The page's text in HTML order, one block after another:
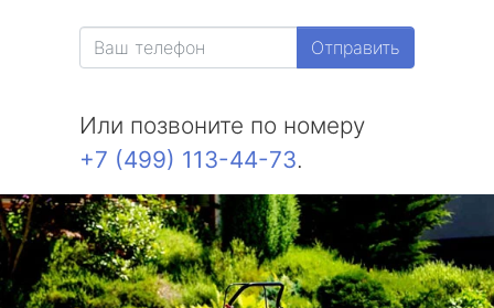
Отправить
Или позвоните по номеру
+7 (499) 113-44-73.